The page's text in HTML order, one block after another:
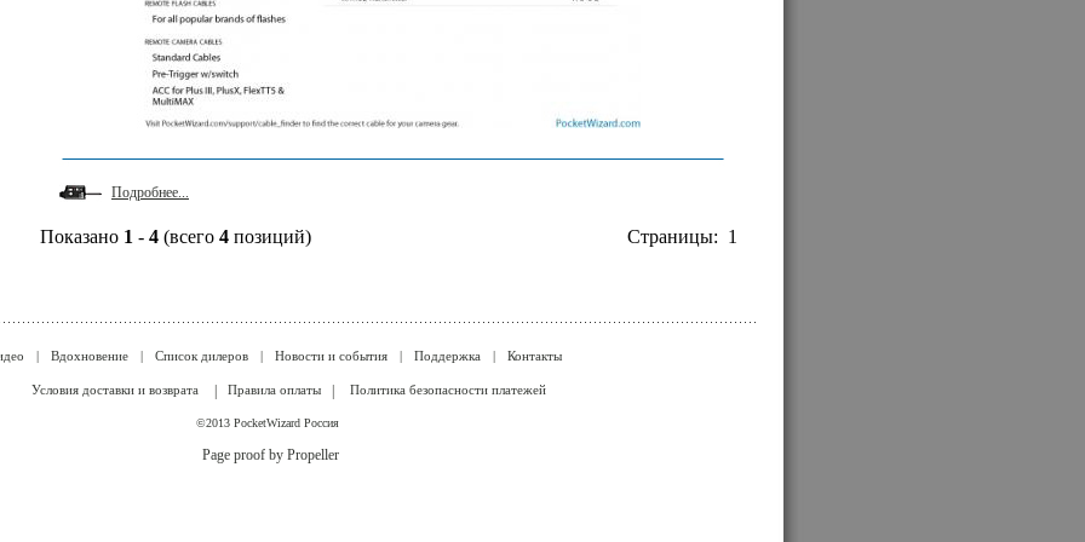
Подробнее...
Страницы: 1
Показано 1 - 4 (всего 4 позиций)
| Вдохновение | Список дилеров | Новости и события | Поддержка | Контакты
Условия доставки и возврата Правила оплаты Политика безопасности платежей
©2013 PocketWizard Россия
Page proof by Propeller